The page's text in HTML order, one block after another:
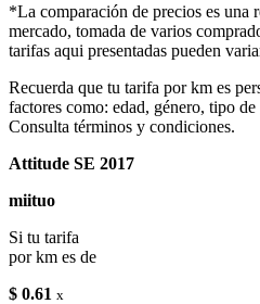
*La comparación de precios es una
mercado, tomada de varios
tarifas aqui presentadas pueden
Recuerda que tu tarifa por km es
factores como: edad, género, tipo
Consulta términos y condiciones.
Attitude SE 2017
miituo
Si tu tarifa
por km es de
$ 0.61 x